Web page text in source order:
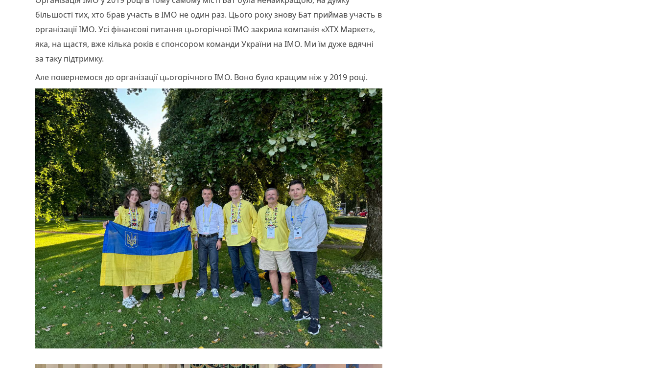
більшості тих, хто брав участь в ІМО не один раз. Цього року знову Бат приймав участь в
організації ІМО. Усі фінансові питання цьогорічної ІМО закрила компанія «ХТХ Маркет»,
яка, на щастя, вже кілька років є спонсором команди України на ІМО. Ми їм дуже вдячні
за таку підтримку.
Але повернемося до організації цьогорічного ІМО. Воно було кращим ніж у 2019 році.